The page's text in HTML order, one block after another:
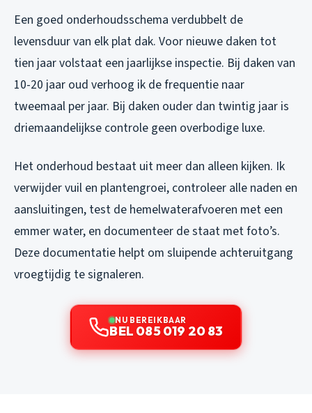
Een goed onderhoudsschema verdubbelt de
levensduur van elk plat dak. Voor nieuwe daken tot
tien jaar volstaat een jaarlijkse inspectie. Bij daken van
10-20 jaar oud verhoog ik de frequentie naar
tweemaal per jaar. Bij daken ouder dan twintig jaar is
driemaandelijkse controle geen overbodige luxe.
Het onderhoud bestaat uit meer dan alleen kijken. Ik
verwijder vuil en plantengroei, controleer alle naden en
aansluitingen, test de hemelwaterafvoeren met een
emmer water, en documenteer de staat met foto’s.
Deze documentatie helpt om sluipende achteruitgang
vroegtijdig te signaleren.
NU BEREIKBAAR
BEL 085 019 20 83